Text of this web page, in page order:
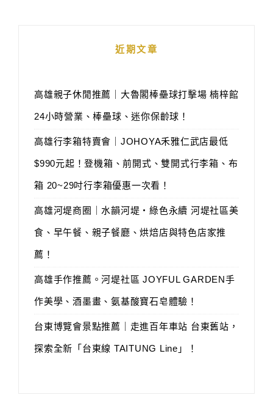
近期文章
高雄親子休閒推薦｜大魯閣棒壘球打擊場 楠梓館
24小時營業、棒壘球、迷你保齡球！
高雄行李箱特賣會｜JOHOYA禾雅仁武店最低
$990元起！登機箱、前開式、雙開式行李箱、布
箱 20~29吋行李箱優惠一次看！
高雄河堤商圈｜水韻河堤‧綠色永續 河堤社區美
食、早午餐、親子餐廳、烘焙店與特色店家推
薦！
高雄手作推薦。河堤社區 JOYFUL GARDEN手
作美學、酒墨畫、氨基酸寶石皂體驗！
台東博覽會景點推薦｜走進百年車站 台東舊站，
探索全新「台東線 TAITUNG Line」！